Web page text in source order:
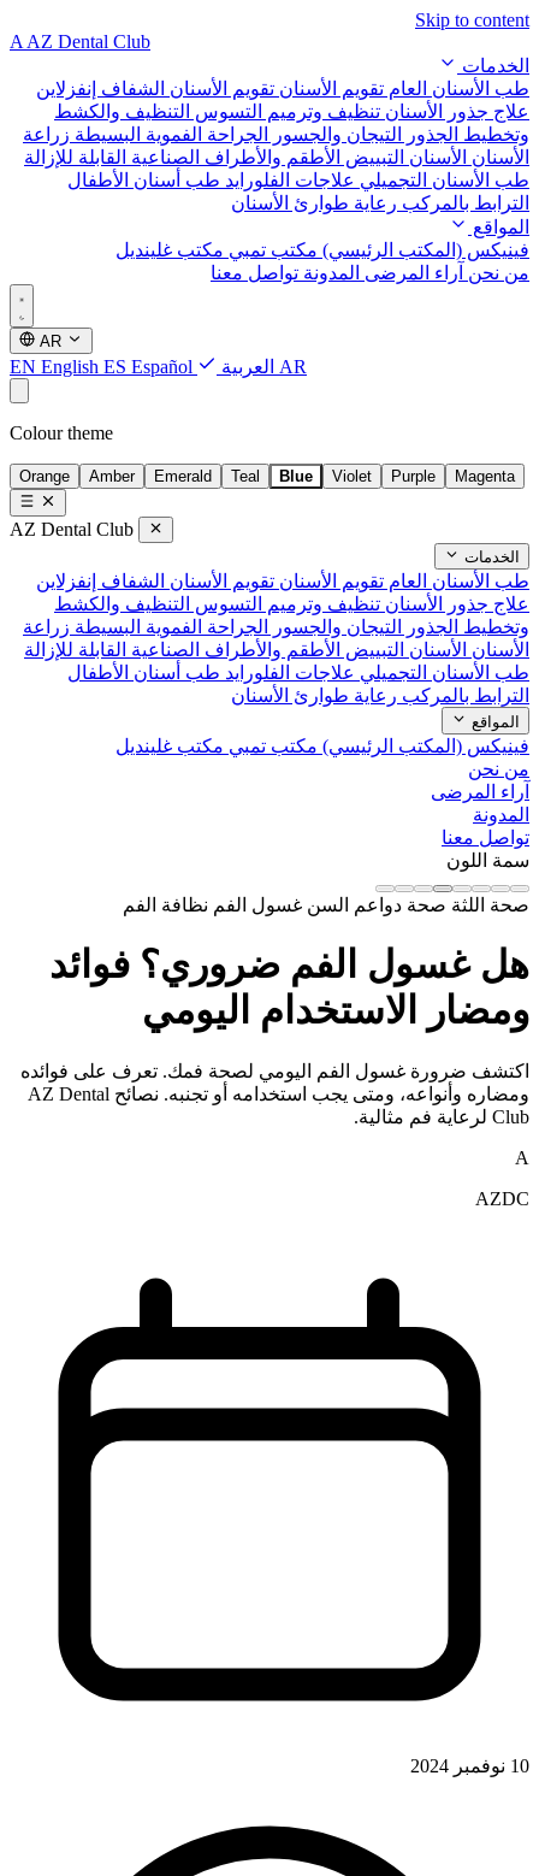
Skip to content
A AZ Dental Club
الخدمات
طب الأسنان العام تقويم الأسنان تقويم الأسنان الشفاف إنفزلاين
علاج جذور الأسنان تنظيف وترميم التسوس التنظيف والكشط
وتخطيط الجذور
التيجان والجسور الجراحة الفموية البسيطة زراعة
الأسنان الأسنان التبييض الأطقم والأطراف الصناعية القابلة للإزالة
طب الأسنان التجميلي علاجات الفلورايد طب أسنان الأطفال
الترابط بالمركب رعاية طوارئ الأسنان
المواقع
فينيكس (المكتب الرئيسي) مكتب تمبي مكتب غلينديل
من نحن آراء المرضى المدونة تواصل معنا
AR
EN English ES Español AR العربية
Colour theme
Orange Amber Emerald Teal Blue Violet Purple Magenta
AZ Dental Club
الخدمات
طب الأسنان العام تقويم الأسنان تقويم الأسنان الشفاف إنفزلاين
علاج جذور الأسنان تنظيف وترميم التسوس التنظيف والكشط
وتخطيط الجذور
التيجان والجسور الجراحة الفموية البسيطة زراعة
الأسنان الأسنان التبييض الأطقم والأطراف الصناعية القابلة للإزالة
طب الأسنان التجميلي علاجات الفلورايد طب أسنان الأطفال
الترابط بالمركب رعاية طوارئ الأسنان
المواقع
فينيكس (المكتب الرئيسي) مكتب تمبي مكتب غلينديل
من نحن
آراء المرضى
المدونة
تواصل معنا
سمة اللون
صحة اللثة صحة دواعم السن غسول الفم نظافة الفم
هل غسول الفم ضروري؟ فوائد
ومضار الاستخدام اليومي
اكتشف ضرورة غسول الفم اليومي لصحة فمك. تعرف على فوائده
ومضاره وأنواعه، ومتى يجب استخدامه أو تجنبه. نصائح AZ Dental
Club لرعاية فم مثالية.
A
AZDC
10 نوفمبر 2024